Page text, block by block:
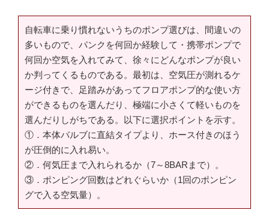
自転車に乗り慣れないうちのポンプ選びは、間違いの
多いもので、パンクを何回か経験して・携帯ポンプで
何回か空気を入れてみて、徐々にどんなポンプが良い
か判ってくるものである。最初は、空気圧が測れるケ
ージ付きで、足踏みがあってフロアポンプ的な使い方
ができるものを選んだり、極端に小さくて軽いものを
選んだりしがちである。以下に選択ポイントを示す。
①．本体バルブに直結タイプより、ホース付きのほう
が圧倒的に入れ易い。
②．何気圧まで入れられるか（7～8BARまで）。
③．ポンピング回数はどれぐらいか（1回のポンピン
グで入る空気量）。